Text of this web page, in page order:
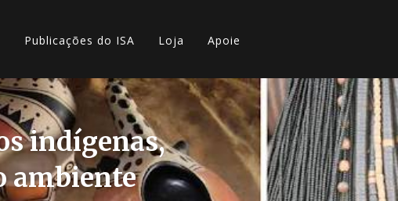
Publicações do ISA Loja Apoie
indígenas,
ambiente